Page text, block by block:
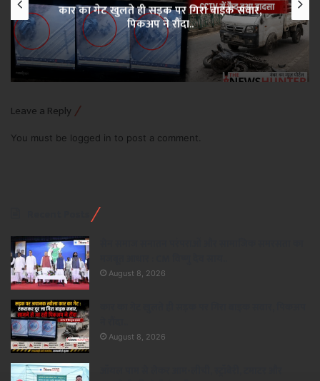
कार का गेट खुलते ही सड़क पर गिरा बाइक सवार,
पिकअप ने रौंदा..
Leave a Reply
You must be logged in to post a comment.
August 8, 2026
August 8, 2026